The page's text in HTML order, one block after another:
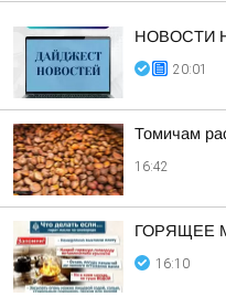
НОВОСТИ
20:01
Томичам
16:42
ГОРЯЩЕЕ
16:10